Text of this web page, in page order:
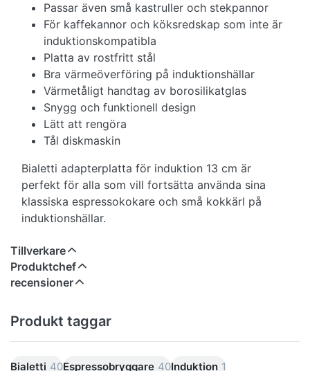
Passar även små kastruller och stekpannor
För kaffekannor och köksredskap som inte är
induktionskompatibla
Platta av rostfritt stål
Bra värmeöverföring på induktionshällar
Värmetåligt handtag av borosilikatglas
Snygg och funktionell design
Lätt att rengöra
Tål diskmaskin
Bialetti adapterplatta för induktion 13 cm är
perfekt för alla som vill fortsätta använda sina
klassiska espressokokare och små kokkärl på
induktionshällar.
Tillverkare
Produktchef
recensioner
Produkt taggar
Bialetti 40Espressobryggare 40Induktion 1